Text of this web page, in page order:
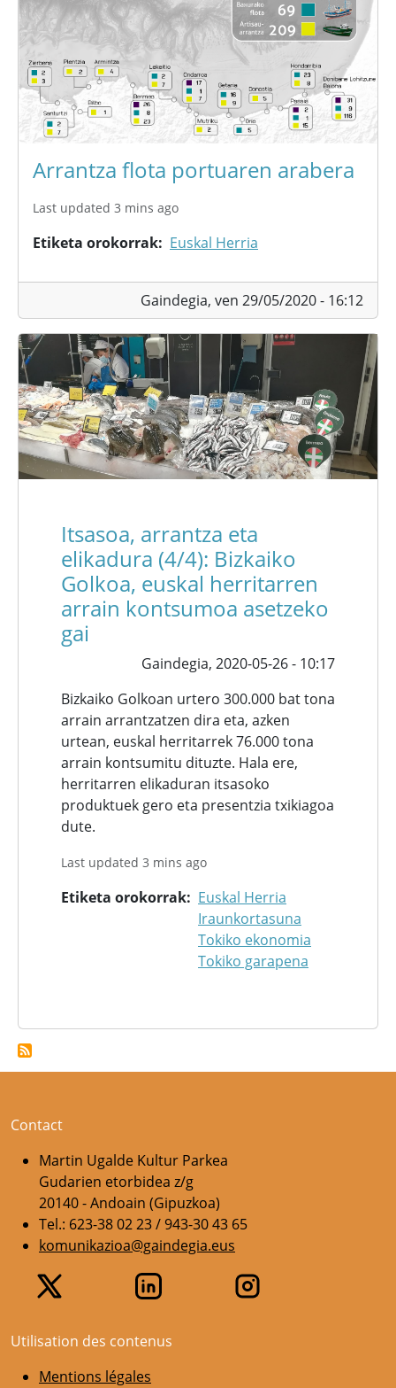
Arrantza flota portuaren arabera
Last updated 3 mins ago
Etiketa orokorrak Euskal Herria
Gaindegia, ven 29/05/2020 - 16:12
Itsasoa, arrantza eta
elikadura (4/4): Bizkaiko
Golkoa, euskal herritarren
arrain kontsumoa asetzeko
gai
Gaindegia, 2020-05-26 - 10:17
Bizkaiko Golkoan urtero 300.000 bat tona
arrain arrantzatzen dira eta, azken
urtean, euskal herritarrek 76.000 tona
arrain kontsumitu dituzte. Hala ere,
herritarren elikaduran itsasoko
produktuek gero eta presentzia txikiagoa
dute.
Last updated 3 mins ago
Etiketa orokorrak
Euskal Herria
Iraunkortasuna
Tokiko ekonomia
Tokiko garapena
Contact
Martin Ugalde Kultur Parkea
Gudarien etorbidea z/g
20140 - Andoain (Gipuzkoa)
Tel.: 623-38 02 23 / 943-30 43 65
komunikazioa@gaindegia.eus
Utilisation des contenus
Mentions légales